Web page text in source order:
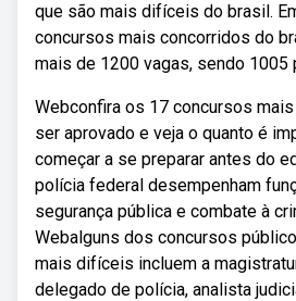
que são mais difíceis do brasil.
concursos mais concorridos do
mais de 1200 vagas, sendo 1005
Webconfira os 17 concursos
ser aprovado e veja o quanto é
começar a se preparar antes do
polícia federal desempenham
segurança pública e combate à
Webalguns dos concursos
mais difíceis incluem a
delegado de polícia, analista